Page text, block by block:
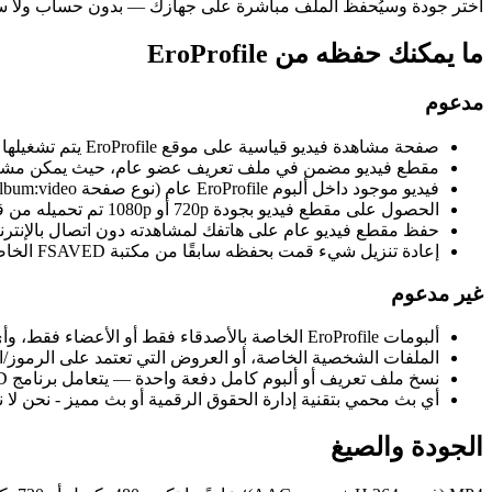
اختر جودة وسيُحفظ الملف مباشرة على جهازك — بدون حساب ولا
ما يمكنك حفظه من EroProfile
مدعوم
صفحة مشاهدة فيديو قياسية على موقع EroProfile يتم تشغيلها للزائر غير المسجل خروجه - الصق الرابط واحفظه بصيغة MP4.
مقطع فيديو مضمن في ملف تعريف عضو عام، حيث يمكن
فيديو موجود داخل ألبوم EroProfile عام (نوع صفحة album:video)، يتم حفظ مقطع واحد في كل مرة.
الحصول على مقطع فيديو بجودة 720p أو 1080p تم تحميله من قبل المجتمع قبل أن يقوم الناشر بحذف ملفه الشخصي أو ألبومه.
حفظ مقطع فيديو عام على هاتفك لمشاهدته دون اتصال
إعادة تنزيل شيء قمت بحفظه سابقًا من مكتبة FSAVED الخاصة بجهازك فقط.
غير مدعوم
ألبومات EroProfile الخاصة بالأصدقاء فقط أو الأعضاء فقط، وأي فيديو محظور خلف تسجيل الدخول أو جدار الدفع.
الملفات الشخصية الخاصة، أو العروض التي تعتمد على
نسخ ملف تعريف أو ألبوم كامل دفعة واحدة — يتعامل برنامج FSAVED مع رابط فيديو عام واحد في كل مرة.
أي بث محمي بتقنية إدارة الحقوق الرقمية أو بث مميز - نحن لا
الجودة والصيغ